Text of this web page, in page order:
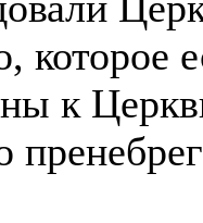
которое
к